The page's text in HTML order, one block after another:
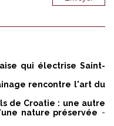
qui électrise Saint-
rencontre l'art du
de Croatie : une autre
nature préservée -